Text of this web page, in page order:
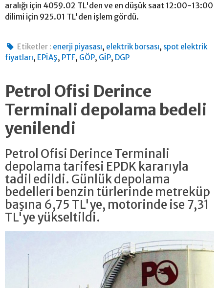
aralığı için 4059.02 TL'den ve en düşük saat 12:00-13:00
dilimi için 925.01 TL'den işlem gördü.
Etiketler : enerji piyasası, elektrik borsası, spot elektrik
fiyatları, EPİAŞ, PTF, GÖP, GİP, DGP
Petrol Ofisi Derince
Terminali depolama bedeli
yenilendi
Petrol Ofisi Derince Terminali
depolama tarifesi EPDK kararıyla
tadil edildi. Günlük depolama
bedelleri benzin türlerinde metreküp
başına 6,75 TL'ye, motorinde ise 7,31
TL'ye yükseltildi.